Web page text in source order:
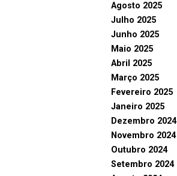
Agosto 2025
Julho 2025
Junho 2025
Maio 2025
Abril 2025
Março 2025
Fevereiro 2025
Janeiro 2025
Dezembro 2024
Novembro 2024
Outubro 2024
Setembro 2024